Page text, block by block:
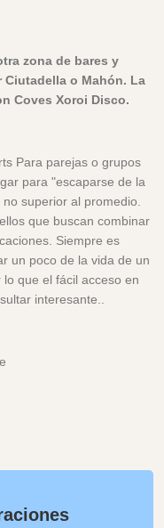
zona de bares y
Ciutadella o Mahón. La
Coves Xoroi Disco.
Para parejas o grupos
para "escaparse de la
superior al promedio.
que buscan combinar
Siempre es
un poco de la vida de un
que el fácil acceso en
interesante..